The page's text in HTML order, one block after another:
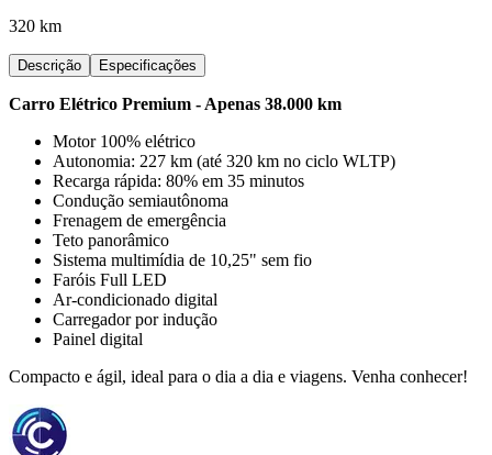
320 km
Descrição Especificações
Carro Elétrico Premium - Apenas 38.000 km
Motor 100% elétrico
Autonomia: 227 km (até 320 km no ciclo WLTP)
Recarga rápida: 80% em 35 minutos
Condução semiautônoma
Frenagem de emergência
Teto panorâmico
Sistema multimídia de 10,25" sem fio
Faróis Full LED
Ar-condicionado digital
Carregador por indução
Painel digital
Compacto e ágil, ideal para o dia a dia e viagens. Venha conhecer!